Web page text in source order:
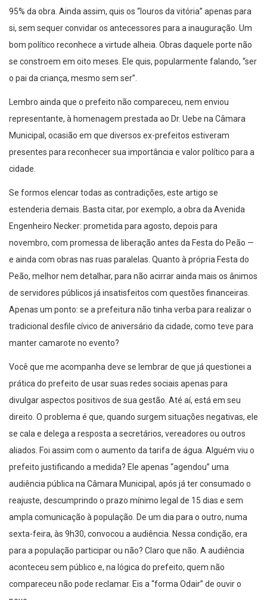
95% da obra. Ainda assim, quis os “louros da vitória” apenas para
si, sem sequer convidar os antecessores para a inauguração. Um
bom político reconhece a virtude alheia. Obras daquele porte não
se constroem em oito meses. Ele quis, popularmente falando, “ser
o pai da criança, mesmo sem ser”.
Lembro ainda que o prefeito não compareceu, nem enviou
representante, à homenagem prestada ao Dr. Uebe na Câmara
Municipal, ocasião em que diversos ex-prefeitos estiveram
presentes para reconhecer sua importância e valor político para a
cidade.
Se formos elencar todas as contradições, este artigo se
estenderia demais. Basta citar, por exemplo, a obra da Avenida
Engenheiro Necker: prometida para agosto, depois para
novembro, com promessa de liberação antes da Festa do Peão —
e ainda com obras nas ruas paralelas. Quanto à própria Festa do
Peão, melhor nem detalhar, para não acirrar ainda mais os ânimos
de servidores públicos já insatisfeitos com questões financeiras.
Apenas um ponto: se a prefeitura não tinha verba para realizar o
tradicional desfile cívico de aniversário da cidade, como teve para
manter camarote no evento?
Você que me acompanha deve se lembrar de que já questionei a
prática do prefeito de usar suas redes sociais apenas para
divulgar aspectos positivos de sua gestão. Até aí, está em seu
direito. O problema é que, quando surgem situações negativas, ele
se cala e delega a resposta a secretários, vereadores ou outros
aliados. Foi assim com o aumento da tarifa de água. Alguém viu o
prefeito justificando a medida? Ele apenas “agendou” uma
audiência pública na Câmara Municipal, após já ter consumado o
reajuste, descumprindo o prazo mínimo legal de 15 dias e sem
ampla comunicação à população. De um dia para o outro, numa
sexta-feira, às 9h30, convocou a audiência. Nessa condição, era
para a população participar ou não? Claro que não. A audiência
aconteceu sem público e, na lógica do prefeito, quem não
compareceu não pode reclamar. Eis a “forma Odair” de ouvir o